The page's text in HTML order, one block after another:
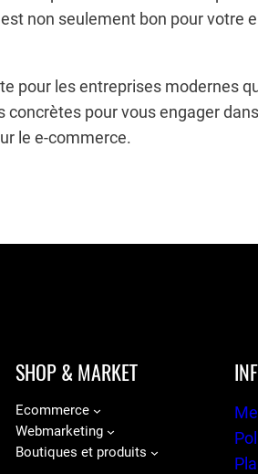
non seulement bon pour votre
pour les entreprises modernes
pour vous engager
le e-commerce.
SHOP & MARKET
Ecommerce
Webmarketing
Boutiques et produits